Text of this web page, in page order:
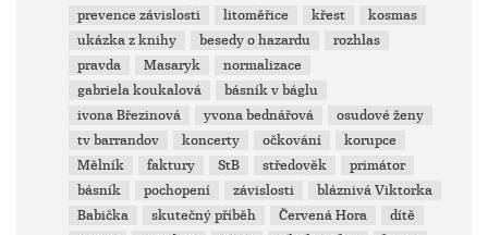
prevence závislosti
litoměřice křest
kosmas
ukázka z knihy
besedy o hazardu
rozhlas
pravda
Masaryk
normalizace
gabriela koukalová
básník v báglu
ivona Březinová
yvona bednářová
osudové ženy
tv barrandov
koncerty očkování
korupce
Mělník
faktury StB středověk
primátor
básník
pochopení závislosti
bláznivá Viktorka
Babička
skutečný příběh Červená Hora
dítě